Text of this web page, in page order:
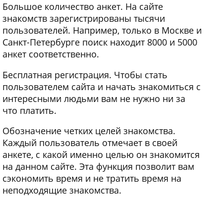
Большое количество анкет. На сайте
знакомств зарегистрированы тысячи
пользователей. Например, только в Москве и
Санкт-Петербурге поиск находит 8000 и 5000
анкет соответственно.
Бесплатная регистрация. Чтобы стать
пользователем сайта и начать знакомиться с
интересными людьми вам не нужно ни за
что платить.
Обозначение четких целей знакомства.
Каждый пользователь отмечает в своей
анкете, с какой именно целью он знакомится
на данном сайте. Эта функция позволит вам
сэкономить время и не тратить время на
неподходящие знакомства.